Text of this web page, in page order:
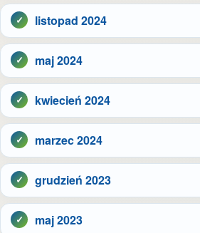
listopad 2024
maj 2024
kwiecień 2024
marzec 2024
grudzień 2023
maj 2023